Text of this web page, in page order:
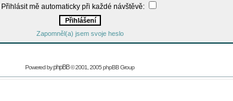
Přihlásit mě automaticky při každé návštěvě:
Zapomněl(a) jsem svoje heslo
Powered byphpBB© 2001, 2005 phpBB Group